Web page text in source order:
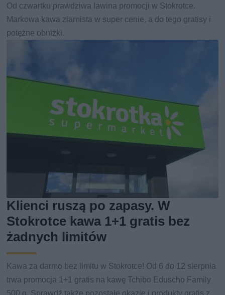
Od czwartku prawdziwa lawina promocji w Stokrotce.
Markowa kawa ziarnista w super cenie, a do tego gratisy i
potężne obniżki.
Klienci ruszą po zapasy. W
Stokrotce kawa 1+1 gratis bez
żadnych limitów
Kawa za darmo bez limitu w Stokrotce! Od 6 do 12 sierpnia
trwa promocja 1+1 gratis na kawę Tchibo Eduscho Family